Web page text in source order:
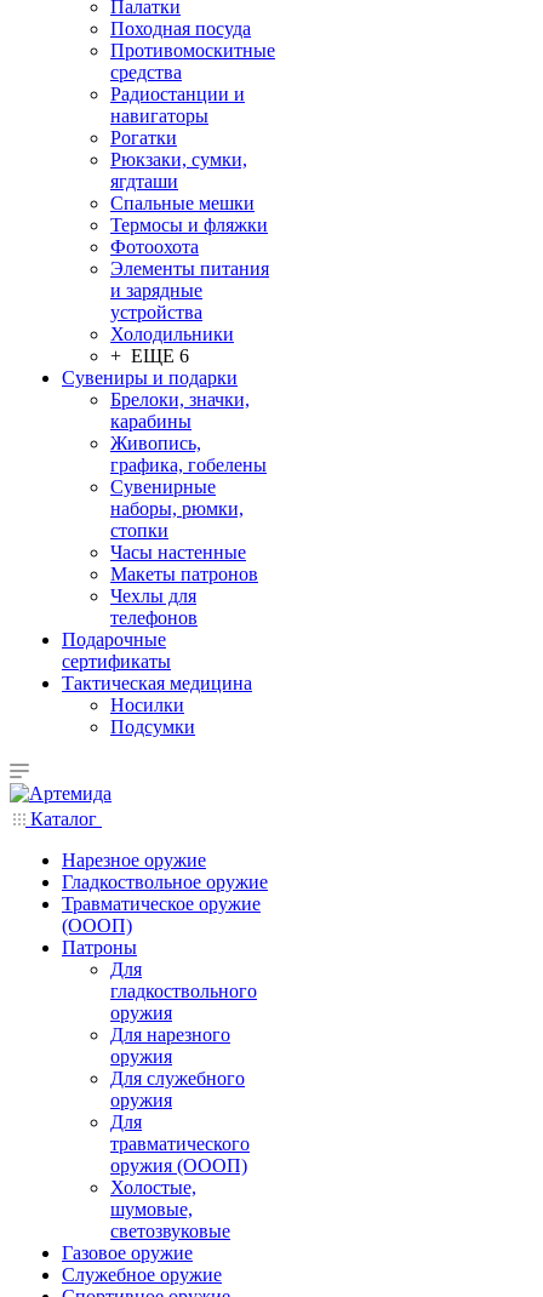
Палатки
Походная посуда
Противомоскитные
средства
Радиостанции и
навигаторы
Рогатки
Рюкзаки, сумки,
ягдташи
Спальные мешки
Термосы и фляжки
Фотоохота
Элементы питания
и зарядные
устройства
Холодильники
+ ЕЩЕ 6
Сувениры и подарки
Брелоки, значки,
карабины
Живопись,
графика, гобелены
Сувенирные
наборы, рюмки,
стопки
Часы настенные
Макеты патронов
Чехлы для
телефонов
Подарочные
сертификаты
Тактическая медицина
Носилки
Подсумки
Каталог
Нарезное оружие
Гладкоствольное оружие
Травматическое оружие
(ОООП)
Патроны
Для
гладкоствольного
оружия
Для нарезного
оружия
Для служебного
оружия
Для
травматического
оружия (ОООП)
Холостые,
шумовые,
светозвуковые
Газовое оружие
Служебное оружие